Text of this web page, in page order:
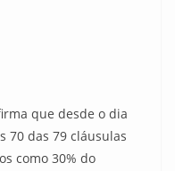
que desde o dia
70 das 79 cláusulas
como 30% do